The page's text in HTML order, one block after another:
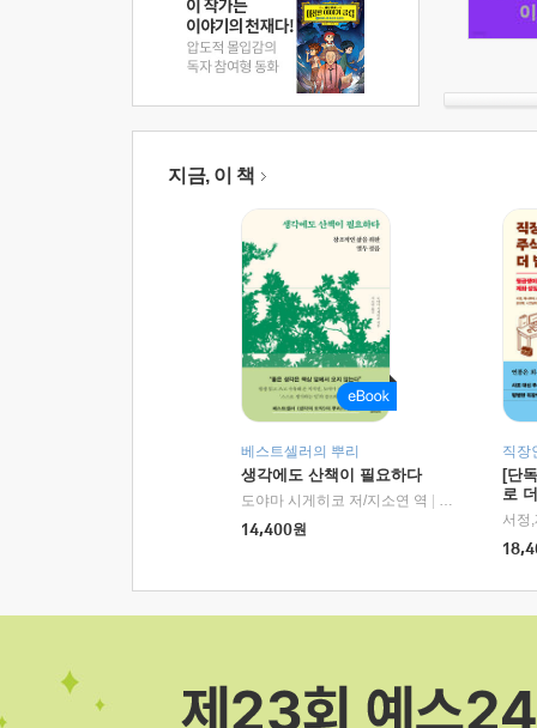
지금, 이 책
베스트셀러의 뿌리
생각에도 산책이 필요하다
도야마 시게히코 저/지소연 역
알에이치코리
14,400원
직장
[단
로